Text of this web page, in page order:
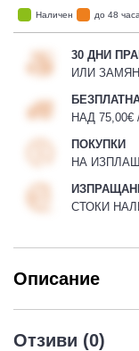
Наличен до 48 часа
30 ДНИ
ИЛИ
НАД 75,00€
ПОКУПКИ
НА
СТОКИ
Описание
Отзиви (0)